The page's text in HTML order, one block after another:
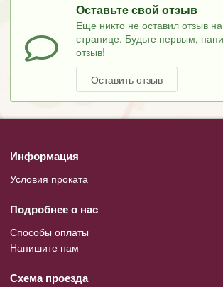
Оставьте свой отзыв
Еще никто не оставил отзыв
странице. Будьте первым,
отзыв!
Оставить отзыв
Информация
Условия проката
Подробнее о нас
Способы оплаты
Напишите нам
Схема проезда